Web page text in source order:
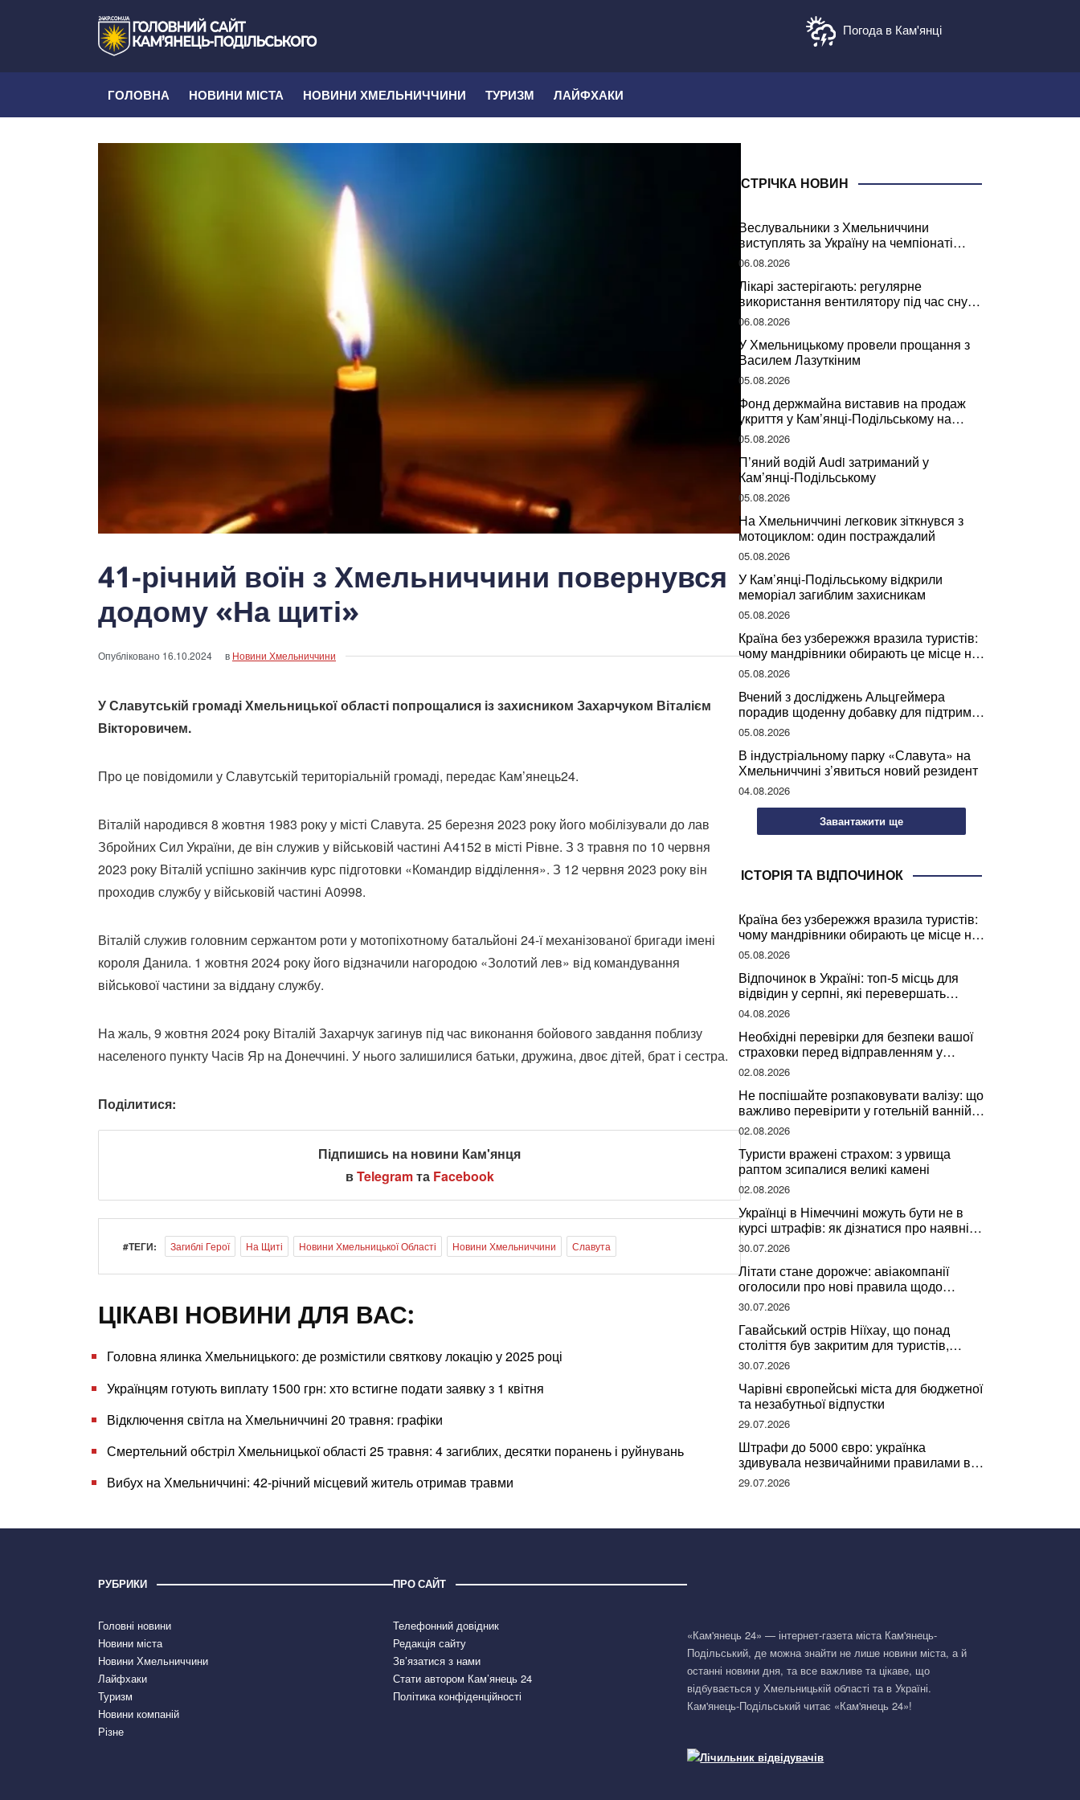
Погода в Кам'янці
ГОЛОВНА НОВИНИ МІСТА НОВИНИ ХМЕЛЬНИЧЧИНИ ТУРИЗМ ЛАЙФХАКИ
41-річний воїн з Хмельниччини повернувся
додому «На щиті»
Опубліковано 16.10.2024 в Новини Хмельниччини
У Славутській громаді Хмельницької області попрощалися із захисником Захарчуком Віталієм
Вікторовичем.
Про це повідомили у Славутській територіальній громаді, передає Кам’янець24.
Віталій народився 8 жовтня 1983 року у місті Славута. 25 березня 2023 року його мобілізували до лав
Збройних Сил України, де він служив у військовій частині А4152 в місті Рівне. З 3 травня по 10 червня
2023 року Віталій успішно закінчив курс підготовки «Командир відділення». З 12 червня 2023 року він
проходив службу у військовій частині А0998.
Віталій служив головним сержантом роти у мотопіхотному батальйоні 24-ї механізованої бригади імені
короля Данила. 1 жовтня 2024 року його відзначили нагородою «Золотий лев» від командування
військової частини за віддану службу.
На жаль, 9 жовтня 2024 року Віталій Захарчук загинув під час виконання бойового завдання поблизу
населеного пункту Часів Яр на Донеччині. У нього залишилися батьки, дружина, двоє дітей, брат і сестра.
Поділитися:
Підпишись на новини Кам'янця
вTelegramта Facebook
#ТЕГИ: Загиблі Герої На Щиті Новини Хмельницької Області Новини Хмельниччини Славута
ЦІКАВІ НОВИНИ ДЛЯ ВАС:
Головна ялинка Хмельницького: де розмістили святкову локацію у 2025 році
Українцям готують виплату 1500 грн: хто встигне подати заявку з 1 квітня
Відключення світла на Хмельниччині 20 травня: графіки
Смертельний обстріл Хмельницької області 25 травня: 4 загиблих, десятки поранень і руйнувань
Вибух на Хмельниччині: 42-річний місцевий житель отримав травми
СТРІЧКА НОВИН
Веслувальники з Хмельниччини
виступлять за Україну на чемпіонаті
світу
06.08.2026
Лікарі застерігають: регулярне
використання вентилятору під час сну
може негативно вплинути на ваше
здоров’я
06.08.2026
У Хмельницькому провели прощання з
Василем Лазуткіним
05.08.2026
Фонд держмайна виставив на продаж
укриття у Кам’янці-Подільському на
Хмельниччині
05.08.2026
П’яний водій Audi затриманий у
Кам’янці-Подільському
05.08.2026
На Хмельниччині легковик зіткнувся з
мотоциклом: один постраждалий
05.08.2026
У Кам’янці-Подільському відкрили
меморіал загиблим захисникам
05.08.2026
Країна без узбережжя вразила туристів:
чому мандрівники обирають це місце на
відпочинок
05.08.2026
Вчений з досліджень Альцгеймера
порадив щоденну добавку для підтримки
мозкової діяльності
05.08.2026
В індустріальному парку «Славута» на
Хмельниччині з’явиться новий резидент
04.08.2026
Завантажити ще
ІСТОРІЯ ТА ВІДПОЧИНОК
Країна без узбережжя вразила туристів:
чому мандрівники обирають це місце на
відпочинок
05.08.2026
Відпочинок в Україні: топ-5 місць для
відвідин у серпні, які перевершать
закордонні враження
04.08.2026
Необхідні перевірки для безпеки вашої
страховки перед відправленням у
подорож
02.08.2026
Не поспішайте розпаковувати валізу: що
важливо перевірити у готельній ванній
за словами досвідченої мандрівниці
02.08.2026
Туристи вражені страхом: з урвища
раптом зсипалися великі камені
02.08.2026
Українці в Німеччині можуть бути не в
курсі штрафів: як дізнатися про наявні
борги
30.07.2026
Літати стане дорожче: авіакомпанії
оголосили про нові правила щодо
вибору місць
30.07.2026
Гавайський острів Ніїхау, що понад
століття був закритим для туристів,
починає приймати перших відвідувачів
30.07.2026
Чарівні європейські міста для бюджетної
та незабутньої відпустки
29.07.2026
Штрафи до 5000 євро: українка
здивувала незвичайними правилами в
Німеччині та поділилася правдою
29.07.2026
РУБРИКИ
Головні новини
Новини міста
Новини Хмельниччини
Лайфхаки
Туризм
Новини компаній
Різне
ПРО САЙТ
Телефонний довідник
Редакція сайту
Зв’язатися з нами
Стати автором Кам’янець 24
Політика конфіденційності
«Кам'янець 24» — інтернет-газета міста Кам'янець-
Подільський, де можна знайти не лише новини міста, а й
останні новини дня, та все важливе та цікаве, що
відбувається у Хмельницькій області та в Україні.
Кам'янець-Подільський читає «Кам'янець 24»!